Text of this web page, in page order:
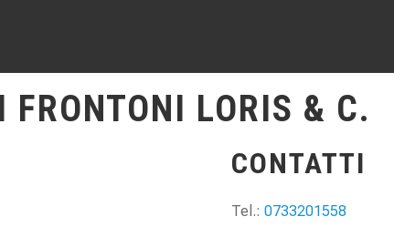
LORIS & C.
CONTATTI
Tel.: 0733201558